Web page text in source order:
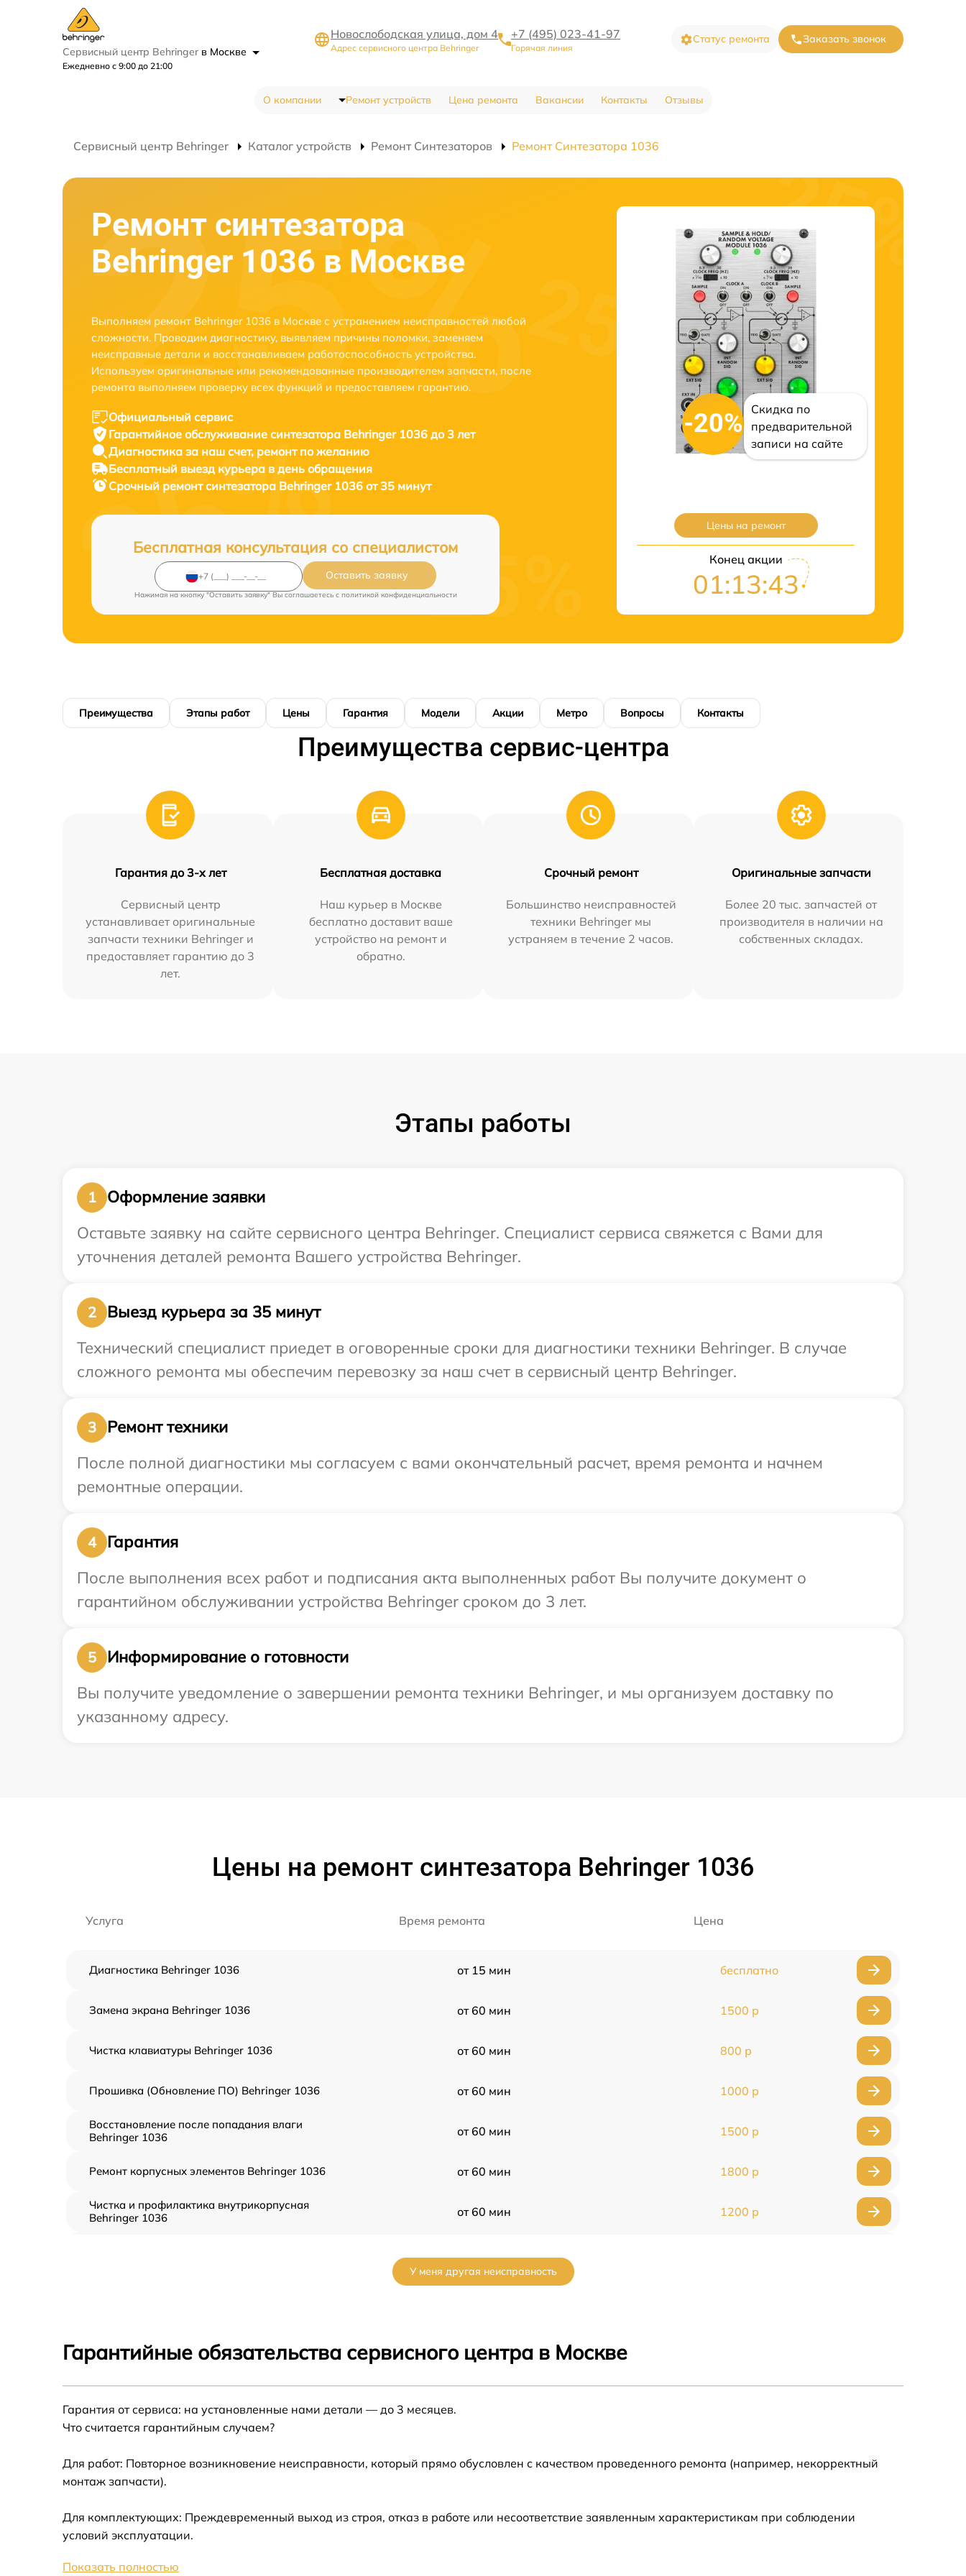
Сервисный центр Behringer в Москве
Ежедневно с 9:00 до 21:00
Новослободская улица, дом 4
Адрес сервисного центра Behringer
+7 (495) 023-41-97
Горячая линия
Статус ремонта Заказать звонок
О компании Ремонт устройств Цена ремонта Вакансии Контакты Отзывы
Сервисный центр Behringer Каталог устройств Ремонт Синтезаторов Ремонт Синтезатора 1036
Ремонт синтезатора
Behringer 1036 в Москве
Выполняем ремонт Behringer 1036 в Москве с устранением неисправностей любой
сложности. Проводим диагностику, выявляем причины поломки, заменяем
неисправные детали и восстанавливаем работоспособность устройства.
Используем оригинальные или рекомендованные производителем запчасти, после
ремонта выполняем проверку всех функций и предоставляем гарантию.
Официальный сервис
Гарантийное обслуживание синтезатора Behringer 1036 до 3 лет
Диагностика за наш счет, ремонт по желанию
Бесплатный выезд курьера в день обращения
Срочный ремонтсинтезатора Behringer 1036 от 35 минут
Бесплатная консультация со специалистом
Оставить заявку
Нажимая на кнопку "Оставить заявку" Вы соглашаетесь c политикой конфиденциальности
-20%
Скидка по
предварительной
записи на сайте
Цены на ремонт
Конец акции
01:13:43
Преимущества Этапы работ Цены Гарантия Модели Акции Метро Вопросы Контакты
Преимущества сервис-центра
Гарантия до 3-х лет
Сервисный центр
устанавливает оригинальные
запчасти техники Behringer и
предоставляет гарантию до 3
лет.
Бесплатная доставка
Наш курьер в Москве
бесплатно доставит ваше
устройство на ремонт и
обратно.
Срочный ремонт
Большинство неисправностей
техники Behringer мы
устраняем в течение 2 часов.
Оригинальные запчасти
Более 20 тыс. запчастей от
производителя в наличии на
собственных складах.
Этапы работы
1
Оформление заявки
Оставьте заявку на сайте сервисного центра Behringer. Специалист сервиса свяжется с Вами для
уточнения деталей ремонта Вашего устройства Behringer.
2
Выезд курьера за 35 минут
Технический специалист приедет в оговоренные сроки для диагностики техники Behringer. В случае
сложного ремонта мы обеспечим перевозку за наш счет в сервисный центр Behringer.
3
Ремонт техники
После полной диагностики мы согласуем с вами окончательный расчет, время ремонта и начнем
ремонтные операции.
4
Гарантия
После выполнения всех работ и подписания акта выполненных работ Вы получите документ о
гарантийном обслуживании устройства Behringer сроком до 3 лет.
5
Информирование о готовности
Вы получите уведомление о завершении ремонта техники Behringer, и мы организуем доставку по
указанному адресу.
Цены на ремонт синтезатора Behringer 1036
Услуга Время ремонта Цена
Диагностика Behringer 1036 от 15 мин бесплатно
Замена экрана Behringer 1036 от 60 мин 1500 р
Чистка клавиатуры Behringer 1036 от 60 мин 800 р
Прошивка (Обновление ПО) Behringer 1036 от 60 мин 1000 р
Восстановление после попадания влаги
Behringer 1036
от 60 мин 1500 р
Ремонт корпусных элементов Behringer 1036 от 60 мин 1800 р
Чистка и профилактика внутрикорпусная
Behringer 1036
от 60 мин 1200 р
Чистка токопроводящих резинок механизма
клавиш Behringer 1036
клавиш Behringer 1036
Восстановление шлейфов и контактов
Ремонт внутренних динамиков Behringer
1036
Простой ремонт основной платы Behringer
У меня другая неисправность
Гарантийные обязательства сервисного центра в Москве
Гарантия от сервиса: на установленные нами детали — до 3 месяцев.
Что считается гарантийным случаем?
Для работ: Повторное возникновение неисправности, который прямо обусловлен с качеством проведенного ремонта (например, некорректный
монтаж запчасти).
Для комплектующих: Преждевременный выход из строя, отказ в работе или несоответствие заявленным характеристикам при соблюдении
условий эксплуатации.
Показать полностью